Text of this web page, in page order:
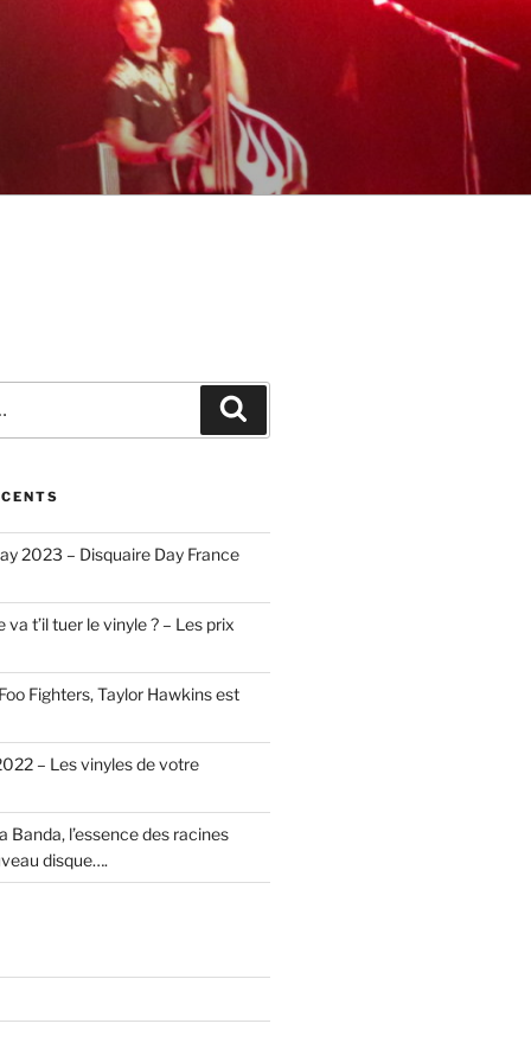
2023 – Disquaire Day France
va t’il tuer le vinyle ? – Les prix
Fighters, Taylor Hawkins est
– Les vinyles de votre
Banda, l’essence des racines
disque….